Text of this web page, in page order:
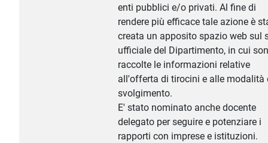
enti pubblici e/o privati. Al fine di
rendere più efficace tale azione è
creata un apposito spazio web sul
ufficiale del Dipartimento, in cui
raccolte le informazioni relative
all'offerta di tirocini e alle modalità
svolgimento.
E' stato nominato anche docente
delegato per seguire e potenziare i
rapporti con imprese e istituzioni.